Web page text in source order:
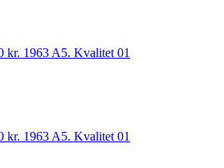
kr. 1963 A5. Kvalitet 01
kr. 1963 A5. Kvalitet 01